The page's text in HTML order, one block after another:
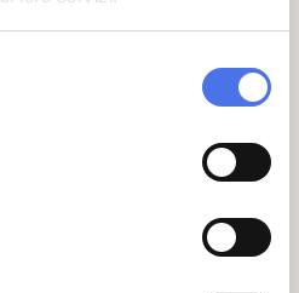
artisti italiani” (Electa,
Prenotazioni